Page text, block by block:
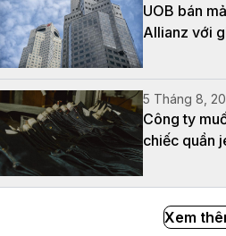
UOB bán
Allianz với
5 Tháng 8,
Công ty
chiếc quần
Xem